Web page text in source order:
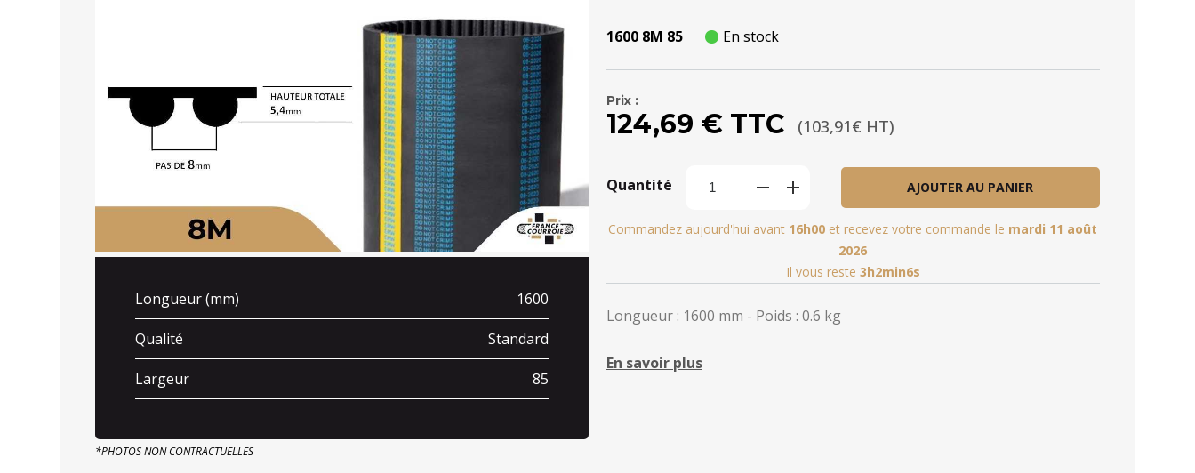
Longueur (mm) 1600
Qualité Standard
Largeur 85
*PHOTOS NON CONTRACTUELLES
1600 8M 85 En stock
Prix :
124,69 € TTC (103,91€ HT)
Quantité AJOUTER AU PANIER
Commandez aujourd'hui avant 16h00 et recevez votre commande le mardi 11 août
2026
Il vous reste 3h2min5s
Longueur : 1600 mm - Poids : 0.6 kg
En savoir plus